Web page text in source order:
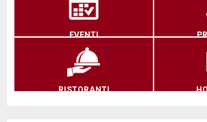
EVENTI
RISTORANTI